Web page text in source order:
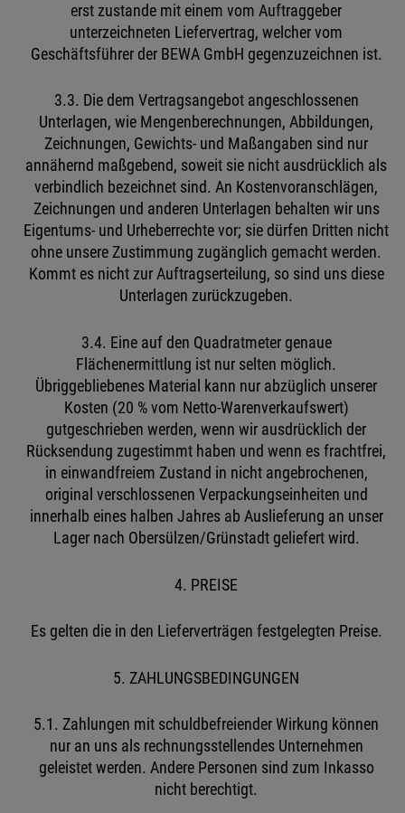
erst zustande mit einem vom Auftraggeber
unterzeichneten Liefervertrag, welcher vom
Geschäftsführer der BEWA GmbH gegenzuzeichnen ist.
3.3. Die dem Vertragsangebot angeschlossenen
Unterlagen, wie Mengenberechnungen, Abbildungen,
Zeichnungen, Gewichts- und Maßangaben sind nur
annähernd maßgebend, soweit sie nicht ausdrücklich als
verbindlich bezeichnet sind. An Kostenvoranschlägen,
Zeichnungen und anderen Unterlagen behalten wir uns
Eigentums- und Urheberrechte vor; sie dürfen Dritten nicht
ohne unsere Zustimmung zugänglich gemacht werden.
Kommt es nicht zur Auftragserteilung, so sind uns diese
Unterlagen zurückzugeben.
3.4. Eine auf den Quadratmeter genaue
Flächenermittlung ist nur selten möglich.
Übriggebliebenes Material kann nur abzüglich unserer
Kosten (20 % vom Netto-Warenverkaufswert)
gutgeschrieben werden, wenn wir ausdrücklich der
Rücksendung zugestimmt haben und wenn es frachtfrei,
in einwandfreiem Zustand in nicht angebrochenen,
original verschlossenen Verpackungseinheiten und
innerhalb eines halben Jahres ab Auslieferung an unser
Lager nach Obersülzen/Grünstadt geliefert wird.
4. PREISE
Es gelten die in den Lieferverträgen festgelegten Preise.
5. ZAHLUNGSBEDINGUNGEN
5.1. Zahlungen mit schuldbefreiender Wirkung können
nur an uns als rechnungsstellendes Unternehmen
geleistet werden. Andere Personen sind zum Inkasso
nicht berechtigt.